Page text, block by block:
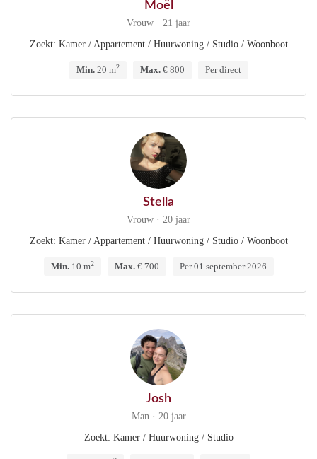
Moël
Vrouw · 21 jaar
Zoekt: Kamer / Appartement / Huurwoning / Studio / Woonboot
Min.20 m2 Max.€ 800 Per direct
Stella
Vrouw · 20 jaar
Zoekt: Kamer / Appartement / Huurwoning / Studio / Woonboot
Min.10 m2 Max.€ 700 Per 01 september 2026
Josh
Man · 20 jaar
Zoekt: Kamer / Huurwoning / Studio